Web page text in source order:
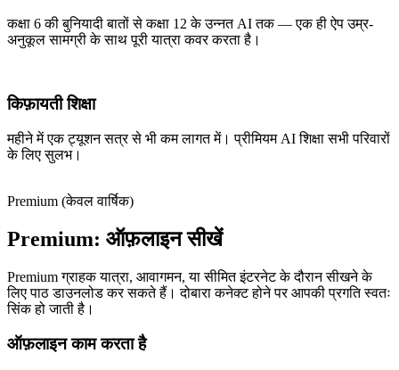
कक्षा 6 की बुनियादी बातों से कक्षा 12 के उन्नत AI तक — एक ही ऐप उम्र-
अनुकूल सामग्री के साथ पूरी यात्रा कवर करता है।
किफ़ायती शिक्षा
महीने में एक ट्यूशन सत्र से भी कम लागत में। प्रीमियम AI शिक्षा सभी परिवारों
के लिए सुलभ।
Premium (केवल वार्षिक)
Premium: ऑफ़लाइन सीखें
Premium ग्राहक यात्रा, आवागमन, या सीमित इंटरनेट के दौरान सीखने के
लिए पाठ डाउनलोड कर सकते हैं। दोबारा कनेक्ट होने पर आपकी प्रगति स्वतः
सिंक हो जाती है।
ऑफ़लाइन काम करता है